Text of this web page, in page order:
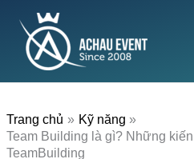
Trang chủ
Kỹ năng
Team Building là gì? Những
TeamBuilding